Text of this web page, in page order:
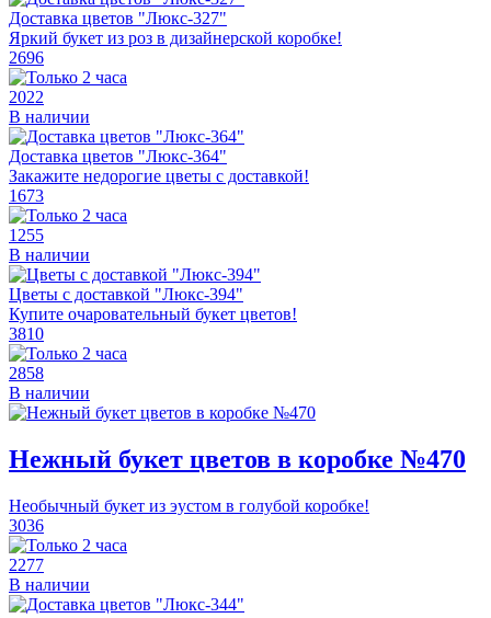
Доставка цветов "Люкс-327"
Яркий букет из роз в дизайнерской коробке!
2696
2022
В наличии
Доставка цветов "Люкс-364"
Закажите недорогие цветы с доставкой!
1673
1255
В наличии
Цветы с доставкой "Люкс-394"
Купите очаровательный букет цветов!
3810
2858
В наличии
Нежный букет цветов в коробке №470
Необычный букет из эустом в голубой коробке!
3036
2277
В наличии